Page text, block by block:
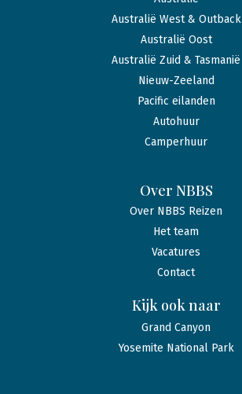
Australië West & Outback
Australië Oost
Australië Zuid & Tasmanië
Nieuw-Zeeland
Pacific eilanden
Autohuur
Camperhuur
Over NBBS
Over NBBS Reizen
Het team
Vacatures
Contact
Kijk ook naar
Grand Canyon
Yosemite National Park